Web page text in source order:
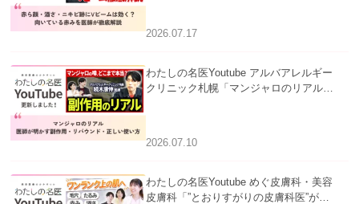
医師が徹底解説」を公開いたしました。
2026.07.17
わたしの名医Youtube アルバアレルギー
クリニック札幌「マンジャロのリアル｜
い使い方」を公開いたしました。
2026.07.10
わたしの名医Youtube めぐ皮膚科・美容
皮膚科「”とおりすがりの皮膚科医”がス